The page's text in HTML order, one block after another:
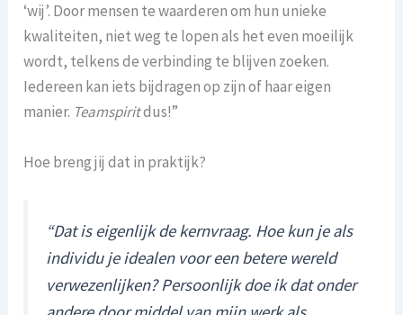
‘wij’. Door mensen te waarderen om hun unieke
kwaliteiten, niet weg te lopen als het even moeilijk
wordt, telkens de verbinding te blijven zoeken.
Iedereen kan iets bijdragen op zijn of haar eigen
manier. Teamspiritdus!”
Hoe breng jij dat in praktijk?
“Dat is eigenlijk de kernvraag. Hoe kun je als
individu je idealen voor een betere wereld
verwezenlijken? Persoonlijk doe ik dat onder